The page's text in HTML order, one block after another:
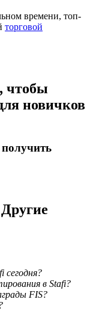
информацию
времени, топ-
торговой
чтобы
новичков
сегодня?
в Stafi?
FIS?